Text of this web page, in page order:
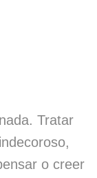
Tratar
o creer